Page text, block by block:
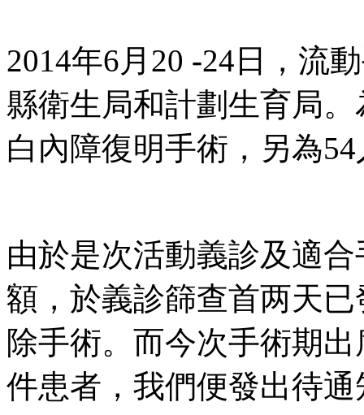
2014年6月20 -24日，流
縣衛生局和計劃生育局
白內障復明手術，另為
由於是次活動義診及適
額，於義診篩查首两天
除手術。而今次手術期
件患者，我們便發出待